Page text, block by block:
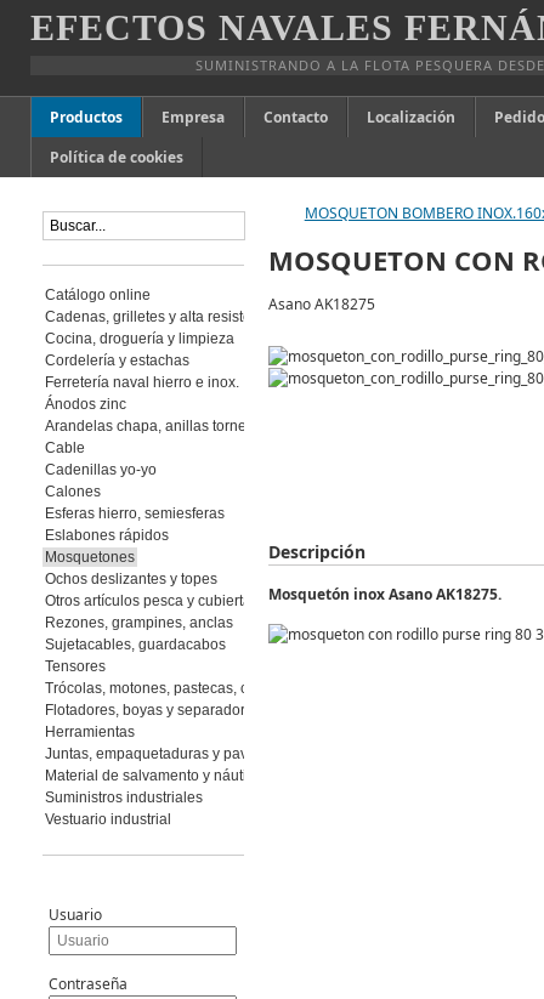
EFECTOS NAVALES
SUMINISTRANDO A LA FLOTA PESQUERA
Productos Empresa Contacto Localización
Política de cookies
MOSQUETON BOMBERO
MOSQUETON CON
Asano AK18275
Descripción
Mosquetón inox Asano AK18275.
Catálogo online
Cadenas, grilletes y alta resistencia
Cocina, droguería y limpieza
Cordelería y estachas
Ferretería naval hierro e inox.
Ánodos zinc
Arandelas chapa, anillas torneadas
Cable
Cadenillas yo-yo
Calones
Esferas hierro, semiesferas
Eslabones rápidos
Mosquetones
Ochos deslizantes y topes
Otros artículos pesca y cubierta
Rezones, grampines, anclas
Sujetacables, guardacabos
Tensores
Trócolas, motones, pastecas, cuadernales
Flotadores, boyas y separadores
Herramientas
Juntas, empaquetaduras y pavimento
Material de salvamento y náutica
Suministros industriales
Vestuario industrial
Usuario
Contraseña